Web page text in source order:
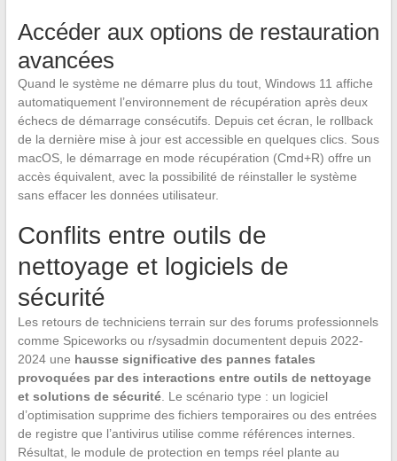
Accéder aux options de restauration
avancées
Quand le système ne démarre plus du tout, Windows 11 affiche
automatiquement l’environnement de récupération après deux
échecs de démarrage consécutifs. Depuis cet écran, le rollback
de la dernière mise à jour est accessible en quelques clics. Sous
macOS, le démarrage en mode récupération (Cmd+R) offre un
accès équivalent, avec la possibilité de réinstaller le système
sans effacer les données utilisateur.
Conflits entre outils de
nettoyage et logiciels de
sécurité
Les retours de techniciens terrain sur des forums professionnels
comme Spiceworks ou r/sysadmin documentent depuis 2022-
2024 une hausse significative des pannes fatales
provoquées par des interactions entre outils de nettoyage
et solutions de sécurité. Le scénario type : un logiciel
d’optimisation supprime des fichiers temporaires ou des entrées
de registre que l’antivirus utilise comme références internes.
Résultat, le module de protection en temps réel plante au